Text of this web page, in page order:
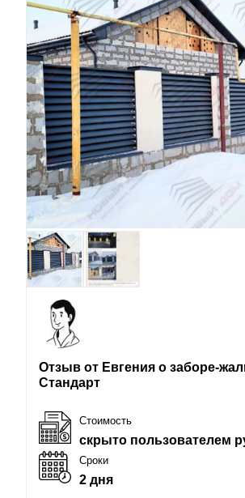
Отзыв от Евгения о заборе-
Стандарт
Стоимость
скрыто пользователем
Сроки
2 дня